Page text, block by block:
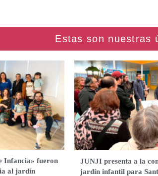
Infancia» fueron
al jardín
JUNJI presenta a la
jardín infantil para